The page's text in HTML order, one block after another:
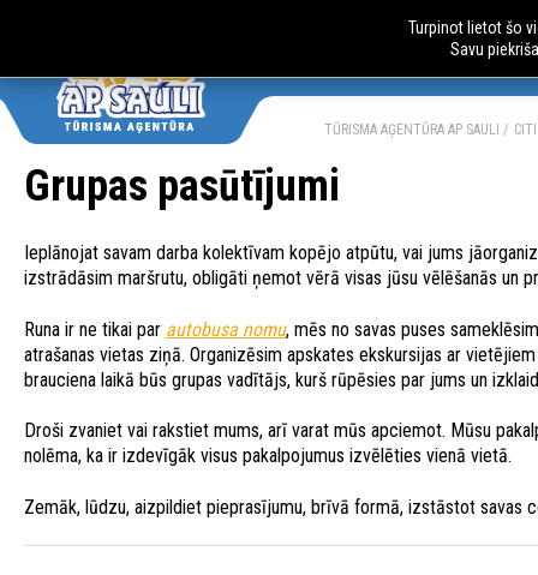
AUTOBUSU
TŪRISMA AĢENTŪRA AP SAULI
Grupas pasūtījumi
Ieplānojat savam darba kolektīvam kopējo atpūtu, vai jums
izstrādāsim maršrutu, obligāti ņemot vērā visas jūsu vēlēšanās un
Runa ir ne tikai par autobusa nomu, mēs no savas puses
atrašanas vietas ziņā. Organizēsim apskates ekskursijas ar
brauciena laikā būs grupas vadītājs, kurš rūpēsies par jums un
Droši zvaniet vai rakstiet mums, arī varat mūs apciemot. Mūsu
nolēma, ka ir izdevīgāk visus pakalpojumus izvēlēties vienā vietā.
Zemāk, lūdzu, aizpildiet pieprasījumu, brīvā formā, izstāstot savas
Turpinot lietot šo
Savu